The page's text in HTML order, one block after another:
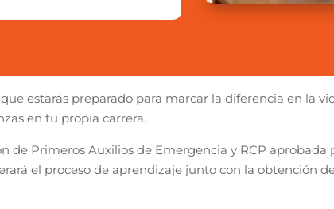
estarás preparado para marcar la diferencia en la
en tu propia carrera.
de Primeros Auxilios de Emergencia y RCP aprobada
el proceso de aprendizaje junto con la obtención